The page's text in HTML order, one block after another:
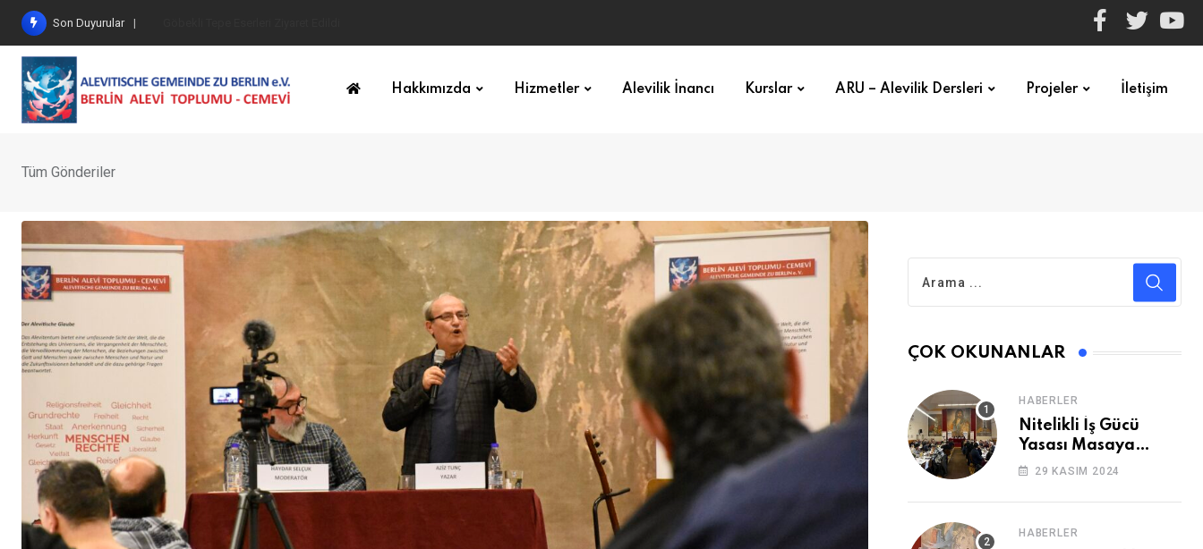
İçeriğe
Son Duyurular
Hakkımızda Hizmetler Alevilik İnancı Kurslar ARU – Alevilik Dersleri Projeler İletişim
Tüm Gönderiler
ÇOK OKUNANLAR
HABERLER
Nitelikli İş Gücü
Yasası Masaya
Yatırıldı
29 KASIM 2024
HABERLER